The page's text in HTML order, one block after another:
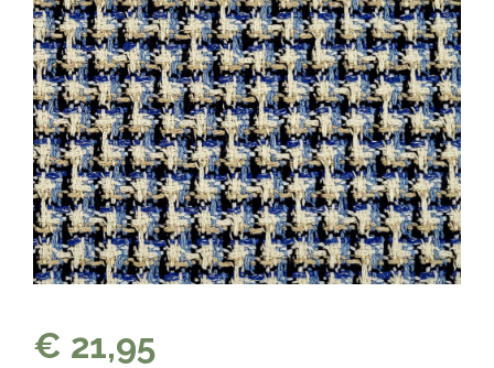
€ 21,95